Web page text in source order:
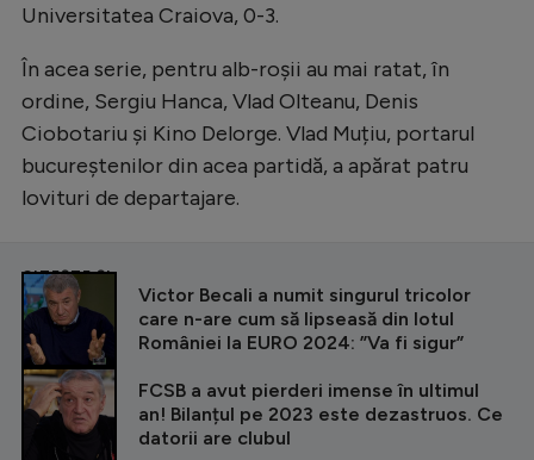
Universitatea Craiova, 0-3.
În acea serie, pentru alb-roșii au mai ratat, în
ordine, Sergiu Hanca, Vlad Olteanu, Denis
Ciobotariu și Kino Delorge. Vlad Muțiu, portarul
bucureștenilor din acea partidă, a apărat patru
lovituri de departajare.
CITEȘTE ȘI
Victor Becali a numit singurul tricolor
care n-are cum să lipseasă din lotul
României la EURO 2024: ”Va fi sigur”
FCSB a avut pierderi imense în ultimul
an! Bilanțul pe 2023 este dezastruos. Ce
datorii are clubul